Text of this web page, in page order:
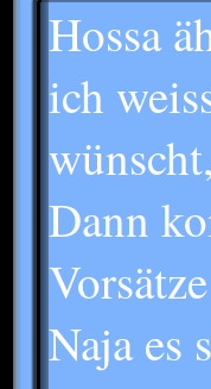
Hossa
ich
Dann
Naja es